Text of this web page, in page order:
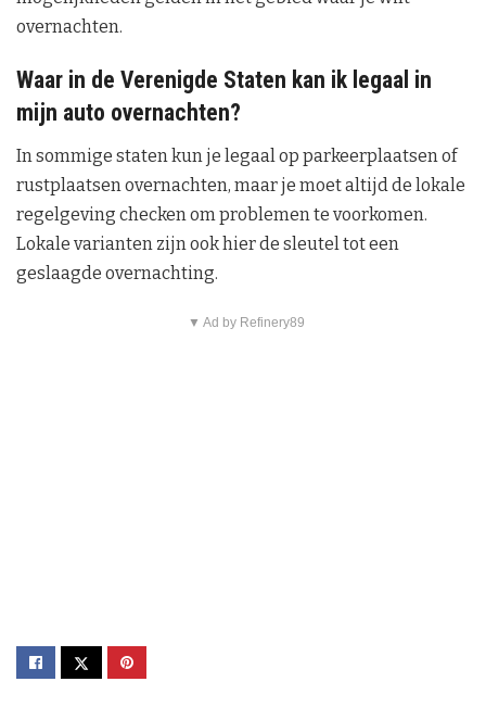
overnachten.
Waar in de Verenigde Staten kan ik legaal in
mijn auto overnachten?
In sommige staten kun je legaal op parkeerplaatsen of
rustplaatsen overnachten, maar je moet altijd de lokale
regelgeving checken om problemen te voorkomen.
Lokale varianten zijn ook hier de sleutel tot een
geslaagde overnachting.
▼ Ad by Refinery89